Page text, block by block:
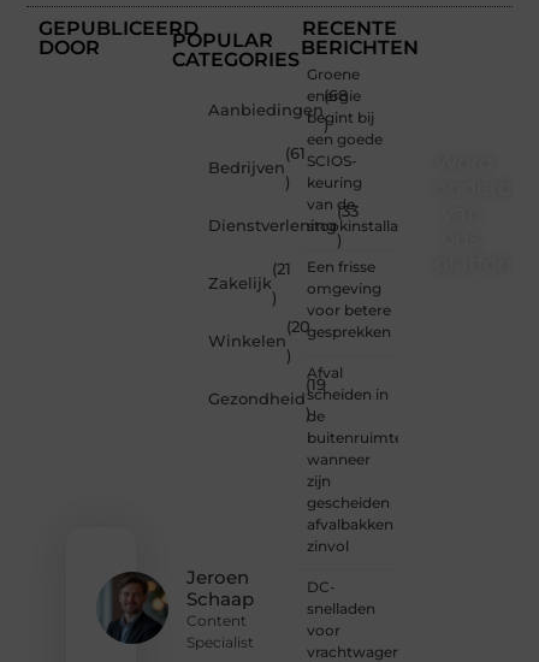
GEPUBLICEERD
DOOR
Jeroen
Schaap
Content
Specialist
POPULAR
CATEGORIES
Aanbiedingen
(68
)
Bedrijven
(61
)
Dienstverlening
(33
)
Zakelijk
(21
)
Winkelen
(20
)
Gezondheid
(19
)
RECENTE
BERICHTEN
Groene
energie
begint bij
een goede
SCIOS-
keuring
van de
stookinstallatie
Een frisse
omgeving
voor betere
gesprekken
Afval
scheiden in
de
buitenruimte:
wanneer
zijn
gescheiden
afvalbakken
zinvol
DC-
snelladen
voor
vrachtwagens